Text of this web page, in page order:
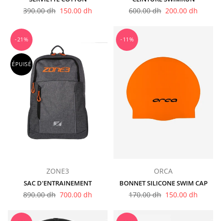
Prix
390.00 dh 150.00 dh
Prix
600.00 dh 200.00 dh
-21%
ÉPUISÉ
ZONE3
SAC D'ENTRAINEMENT
Prix
890.00 dh 700.00 dh
-11%
ORCA
BONNET SILICONE SWIM CAP
Prix
170.00 dh 150.00 dh